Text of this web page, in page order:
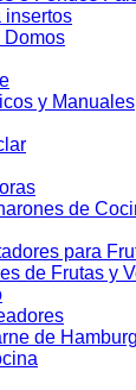
insertos
Domos
y Manuales
de
para
de Frutas y
de